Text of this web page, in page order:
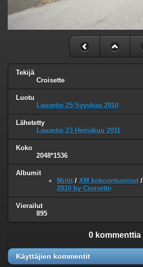
Tekijä
Croisette
Luotu
Lauantai 25 Syyskuu 2010
Lähetetty
Lauantai 23 Heinäkuu 2011
Koko
2048*1536
Albumit
Miitit / XM kokoontumiset /
2010 by Croisette
Vierailut
895
0 kommenttia
Käyttäjien kommentit